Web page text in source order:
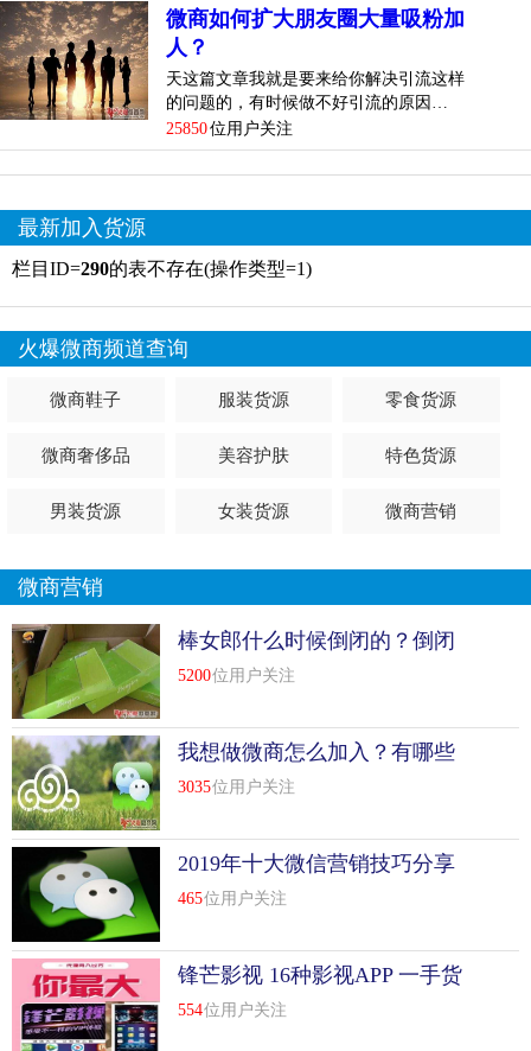
微商如何扩大朋友圈大量吸粉加
人？
天这篇文章我就是要来给你解决引流这样
的问题的，有时候做不好引流的原因…
25850位用户关注
最新加入货源
栏目ID=290的表不存在(操作类型=1)
火爆微商频道查询
微商鞋子 服装货源 零食货源
微商奢侈品 美容护肤 特色货源
男装货源 女装货源 微商营销
微商营销
棒女郎什么时候倒闭的？倒闭
原因是什么？
5200位用户关注
我想做微商怎么加入？有哪些
流程介绍？
3035位用户关注
2019年十大微信营销技巧分享
465位用户关注
锋芒影视 16种影视APP 一手货
源 全网最低价 日赚上千
554位用户关注